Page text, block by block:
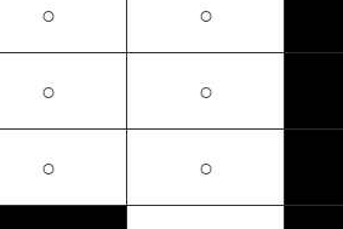
○ ○
○ ○
○ ○